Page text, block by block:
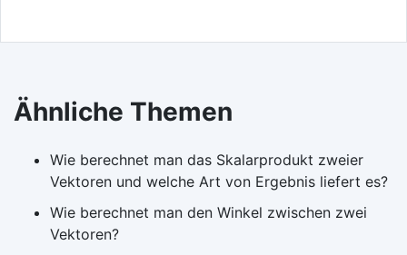
Ähnliche Themen
Wie berechnet man das Skalarprodukt zweier
Vektoren und welche Art von Ergebnis liefert es?
Wie berechnet man den Winkel zwischen zwei
Vektoren?